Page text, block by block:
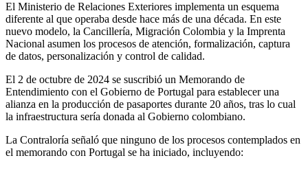
El Ministerio de Relaciones Exteriores implementa un esquema
diferente al que operaba desde hace más de una década. En este
nuevo modelo, la Cancillería, Migración Colombia y la Imprenta
Nacional asumen los procesos de atención, formalización, captura
de datos, personalización y control de calidad.
El 2 de octubre de 2024 se suscribió un Memorando de
Entendimiento con el Gobierno de Portugal para establecer una
alianza en la producción de pasaportes durante 20 años, tras lo cual
la infraestructura sería donada al Gobierno colombiano.
La Contraloría señaló que ninguno de los procesos contemplados en
el memorando con Portugal se ha iniciado, incluyendo: